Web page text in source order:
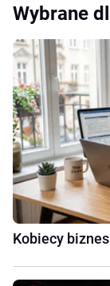
Wybrane
Kobiecy